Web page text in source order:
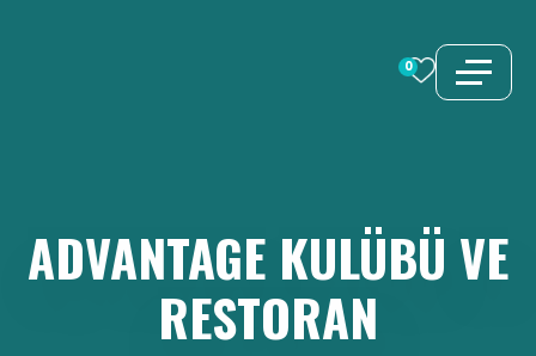
0
ADVANTAGE KULÜBÜ VE
RESTORAN